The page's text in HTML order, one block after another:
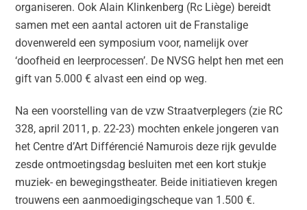
organiseren. Ook Alain Klinkenberg (Rc Liège) bereidt
samen met een aantal actoren uit de Franstalige
dovenwereld een symposium voor, namelijk over
‘doofheid en leerprocessen’. De NVSG helpt hen met een
gift van 5.000 € alvast een eind op weg.
Na een voorstelling van de vzw Straatverplegers (zie RC
328, april 2011, p. 22-23) mochten enkele jongeren van
het Centre d’Art Différencié Namurois deze rijk gevulde
zesde ontmoetingsdag besluiten met een kort stukje
muziek- en bewegingstheater. Beide initiatieven kregen
trouwens een aanmoedigingscheque van 1.500 €.